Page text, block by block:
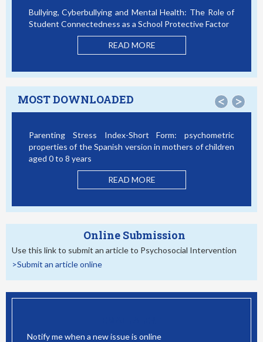
Bullying, Cyberbullying and Mental Health: The Role of
Student Connectedness as a School Protective Factor
READ MORE
MOST DOWNLOADED < >
Parenting Stress Index-Short Form: psychometric
properties of the Spanish version in mothers of children
aged 0 to 8 years
READ MORE
Online Submission
Use this link to submit an article to Psychosocial Intervention
>Submit an article online
Notify me when a new issue is online